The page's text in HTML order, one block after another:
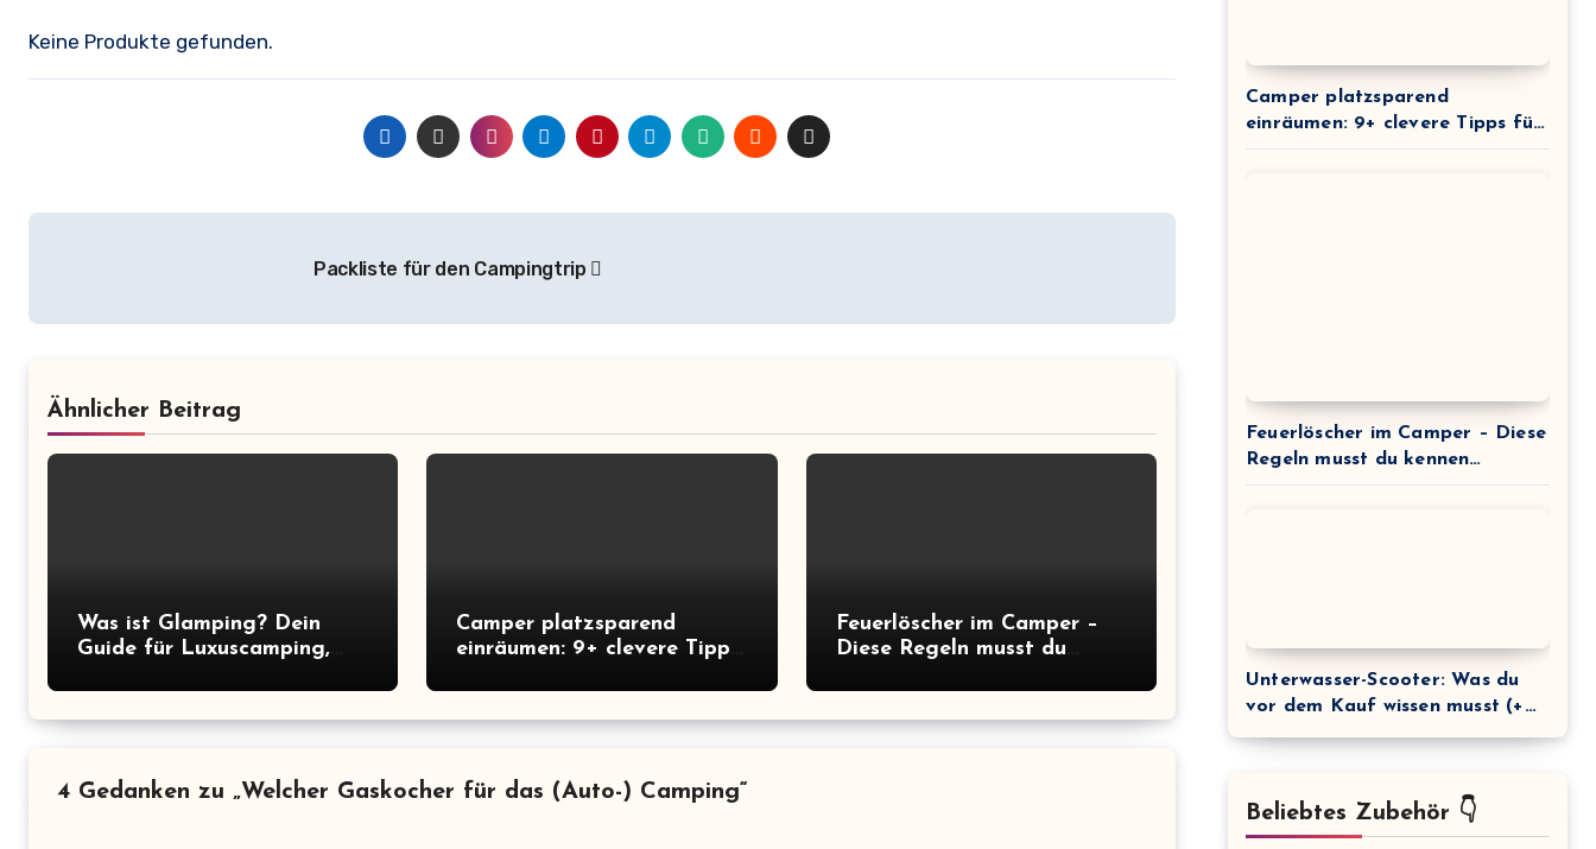
Keine Produkte gefunden.
Packliste für den Campingtrip
Ähnlicher Beitrag
Was ist Glamping? Dein
Guide für Luxuscamping,
Camper platzsparend
einräumen: 9+ clevere Tipps
Raumausnutzung
Feuerlöscher im Camper –
Diese Regeln musst du
4 Gedanken zu „Welcher Gaskocher für das (Auto-) Camping“
Camper platzsparend
einräumen: 9+ clevere Tipps für
maximale Raumausnutzung
Feuerlöscher im Camper – Diese
Regeln musst du kennen
(+Kaufberatung)
Unterwasser-Scooter: Was du
vor dem Kauf wissen musst (+
Beliebtes Zubehör 👇